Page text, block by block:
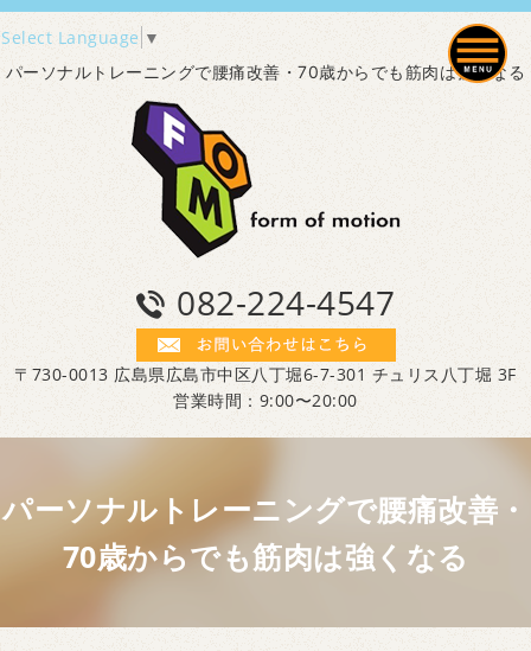
Select Language ▼
パーソナルトレーニングで腰痛改善・70歳からでも筋肉は強くなる
082-224-4547
〒730-0013 広島県広島市中区八丁堀6-7-301 チュリス八丁堀 3F
営業時間：9:00〜20:00
パーソナルトレーニングで腰痛改善・
70歳からでも筋肉は強くなる